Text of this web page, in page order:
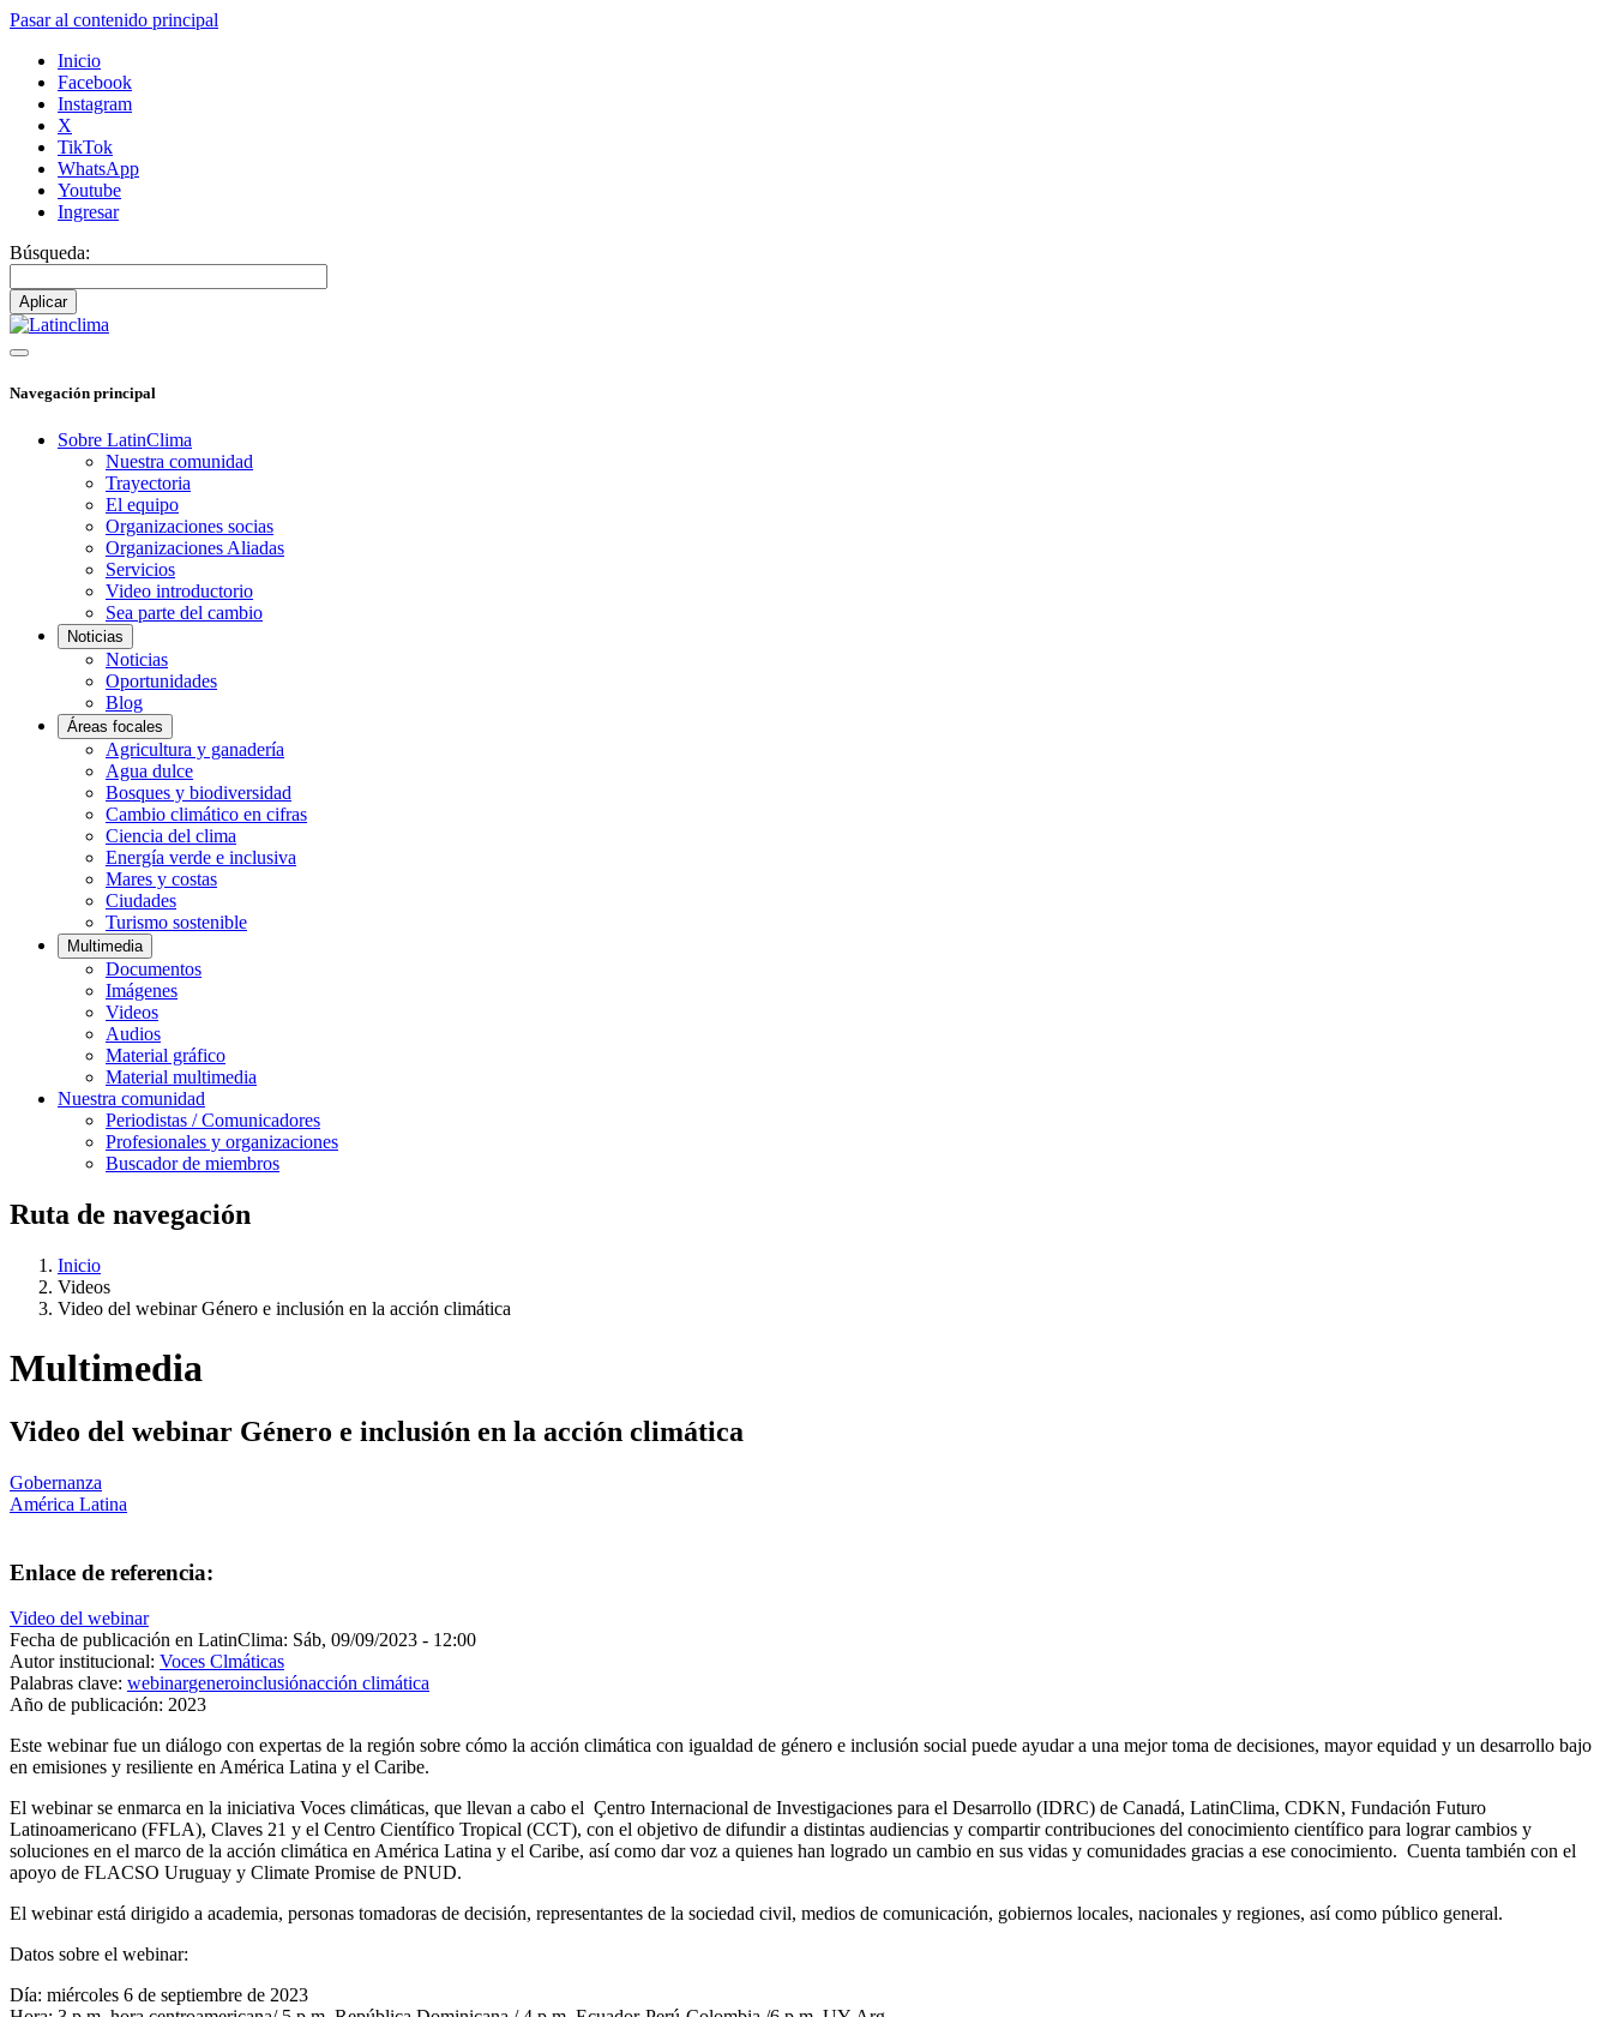
Pasar al contenido principal
Inicio
Facebook
Instagram
X
TikTok
WhatsApp
Youtube
Ingresar
Búsqueda:
Navegación principal
Sobre LatinClima
Nuestra comunidad
Trayectoria
El equipo
Organizaciones socias
Organizaciones Aliadas
Servicios
Video introductorio
Sea parte del cambio
Noticias
Noticias
Oportunidades
Blog
Áreas focales
Agricultura y ganadería
Agua dulce
Bosques y biodiversidad
Cambio climático en cifras
Ciencia del clima
Energía verde e inclusiva
Mares y costas
Ciudades
Turismo sostenible
Multimedia
Documentos
Imágenes
Videos
Audios
Material gráfico
Material multimedia
Nuestra comunidad
Periodistas / Comunicadores
Profesionales y organizaciones
Buscador de miembros
Ruta de navegación
Inicio
Videos
Video del webinar Género e inclusión en la acción climática
Multimedia
Video del webinar Género e inclusión en la acción climática
Gobernanza
América Latina
Enlace de referencia:
Video del webinar
Fecha de publicación en LatinClima: Sáb, 09/09/2023 - 12:00
Autor institucional: Voces Clmáticas
Palabras clave: webinargeneroinclusiónacción climática
Año de publicación: 2023
Este webinar fue un diálogo con expertas de la región sobre cómo la acción climática con igualdad de género e inclusión social puede ayudar a una mejor toma de decisiones, mayor equidad y un desarrollo bajo
en emisiones y resiliente en América Latina y el Caribe.
El webinar se enmarca en la iniciativa Voces climáticas, que llevan a cabo el Çentro Internacional de Investigaciones para el Desarrollo (IDRC) de Canadá, LatinClima, CDKN, Fundación Futuro
Latinoamericano (FFLA), Claves 21 y el Centro Científico Tropical (CCT), con el objetivo de difundir a distintas audiencias y compartir contribuciones del conocimiento científico para lograr cambios y
soluciones en el marco de la acción climática en América Latina y el Caribe, así como dar voz a quienes han logrado un cambio en sus vidas y comunidades gracias a ese conocimiento. Cuenta también con el
apoyo de FLACSO Uruguay y Climate Promise de PNUD.
El webinar está dirigido a academia, personas tomadoras de decisión, representantes de la sociedad civil, medios de comunicación, gobiernos locales, nacionales y regiones, así como público general.
Datos sobre el webinar:
Día: miércoles 6 de septiembre de 2023